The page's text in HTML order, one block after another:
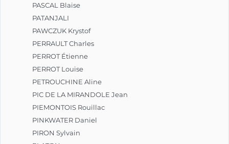
PASCAL Blaise
PATANJALI
PAWCZUK Krystof
PERRAULT Charles
PERROT Étienne
PERROT Louise
PETROUCHINE Aline
PIC DE LA MIRANDOLE Jean
PIEMONTOIS Rouillac
PINKWATER Daniel
PIRON Sylvain